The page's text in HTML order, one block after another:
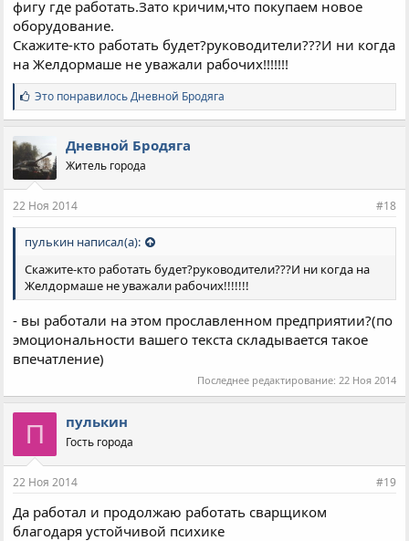
фигу где работать.Зато кричим,что покупаем новое
оборудование.
Скажите-кто работать будет?руководители???И ни когда
на Желдормаше не уважали рабочих!!!!!!!
С
и
м
а
т
и
:
Это понравилосьДневной Бродяга
Дневной Бродяга
Житель города
22 Ноя 2014 #18
пулькин написал(а):
Скажите-кто работать будет?руководители???И ни когда на
Желдормаше не уважали рабочих!!!!!!!
- вы работали на этом прославленном предприятии?(по
эмоциональности вашего текста складывается такое
впечатление)
Последнее редактирование: 22 Ноя 2014
П пулькин
Гость города
22 Ноя 2014 #19
Да работал и продолжаю работать сварщиком
благодаря устойчивой психике